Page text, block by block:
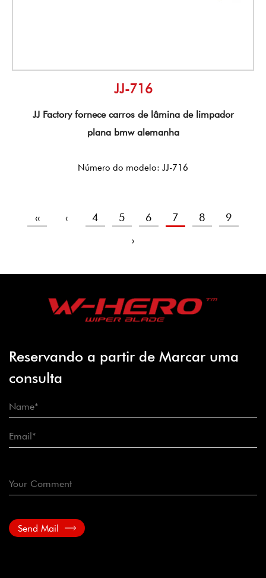
JJ-716
JJ Factory fornece carros de lâmina de limpador
plana bmw alemanha
Número do modelo: JJ-716
‹‹ ‹ 4 5 6 7 8
9
›
Reservando a partir de Marcar uma
consulta
Send Mail